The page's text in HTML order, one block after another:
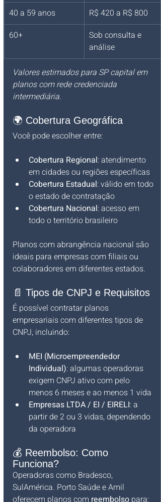
40 a 59 anos
R$ 420 a R$ 800
60+
Sob consulta e
análise
Valores estimados para SP capital em
planos com rede credenciada
intermediária.
🌍 Cobertura Geográfica
Você pode escolher entre:
Cobertura Regional: atendimento
em cidades ou regiões específicas
Cobertura Estadual: válido em todo
o estado de contratação
Cobertura Nacional: acesso em
todo o território brasileiro
Planos com abrangência nacional são
ideais para empresas com filiais ou
colaboradores em diferentes estados.
📄 Tipos de CNPJ e Requisitos
É possível contratar planos
empresariais com diferentes tipos de
CNPJ, incluindo:
MEI (Microempreendedor
Individual): algumas operadoras
exigem CNPJ ativo com pelo
menos 6 meses e ao menos 1 vida
Empresas LTDA / EI / EIRELI: a
partir de 2 ou 3 vidas, dependendo
da operadora
💰 Reembolso: Como
Funciona?
Operadoras como Bradesco,
SulAmérica. Porto Saúde e Amil